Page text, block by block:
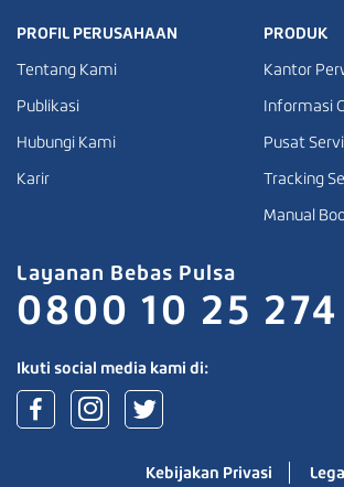
PROFIL PERUSAHAAN
Tentang Kami
Publikasi
Hubungi Kami
Karir
PRODUK
Kantor
Informasi
Pusat
Tracking
Manual
Layanan Bebas Pulsa
0800 10 25 274
Ikuti social media kami di:
Kebijakan Privasi